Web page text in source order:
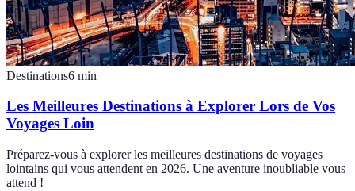
Destinations6 min
Les Meilleures Destinations à Explorer Lors de Vos
Voyages Loin
Préparez-vous à explorer les meilleures destinations de voyages
lointains qui vous attendent en 2026. Une aventure inoubliable vous
attend !